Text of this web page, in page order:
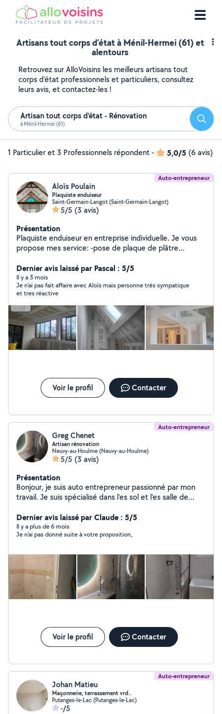
Artisans tout corps d'état à Ménil-Hermei (61) et
alentours
Retrouvez sur AlloVoisins les meilleurs artisans tout
corps d'état professionnels et particuliers, consultez
leurs avis, et contactez-les !
Artisan tout corps d'état - Rénovation
à Ménil-Hermei (61)
1 Particulier et 3 Professionnels répondent- 5,0/5 (6 avis)
Auto-entrepreneur
Aloïs Poulain
Plaquiste enduiseur
Saint-Germain-Langot (Saint-Germain-Langot)
5/5 (3 avis)
Présentation
Plaquiste enduiseur en entreprise individuelle. Je vous
propose mes service: -pose de plaque de plâtre
mur et cloison -pose bande joint -ratissage -création de
cloison de séparation ect. -pose de parquet -pose de
verrière porte coulissante et porte standard. Pour tout
autre renseignement n'hésitez pas à me contacter.
Dernier avis laissé par Pascal : 5/5
Il y a 3 mois
Je n'ai pas fait affaire avec Aloïs mais personne trés sympatique
et tres réactive
Voir le profil Contacter
Auto-entrepreneur
Greg Chenet
Artisan rénovation
Neuvy-au-Houlme (Neuvy-au-Houlme)
5/5 (3 avis)
Présentation
Bonjour, je suis auto entrepreneur passionné par mon
travail. Je suis spécialisé dans l'es sol et l'es salle de
Je suis disponible sur un large secteur.
Dernier avis laissé par Claude : 5/5
Il y a plus de 6 mois
Je n'ai pas donné suite à votre proposition,
Voir le profil Contacter
Auto-entrepreneur
Johan Matieu
Maçonnerie, terrassement vrd..
Putanges-le-Lac (Putanges-le-Lac)
-/5